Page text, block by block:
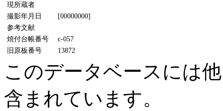
現所蔵者
撮影年月日
[00000000]
参考文献
焼付台帳番号
c-057
旧原板番号
13872
このデータベースには
含まれています。